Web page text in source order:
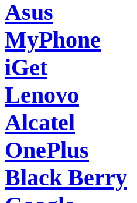
Asus
MyPhone
iGet
Lenovo
Alcatel
OnePlus
Black Berry